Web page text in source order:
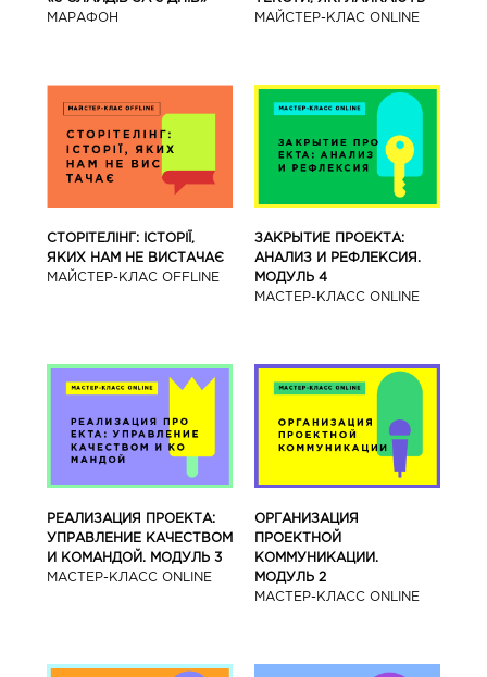
МАРАФОН
МАЙСТЕР-КЛАС ONLINE
СТОРІТЕЛІНГ: ІСТОРІЇ,
ЯКИХ НАМ НЕ ВИСТАЧАЄ
МАЙСТЕР-КЛАС OFFLINE
ЗАКРЫТИЕ ПРОЕКТА:
АНАЛИЗ И РЕФЛЕКСИЯ.
МОДУЛЬ 4
МАСТЕР-КЛАСС ONLINE
РЕАЛИЗАЦИЯ ПРОЕКТА:
УПРАВЛЕНИЕ КАЧЕСТВОМ
И КОМАНДОЙ. МОДУЛЬ 3
МАСТЕР-КЛАСС ONLINE
ОРГАНИЗАЦИЯ
ПРОЕКТНОЙ
КОММУНИКАЦИИ.
МОДУЛЬ 2
МАСТЕР-КЛАСС ONLINE